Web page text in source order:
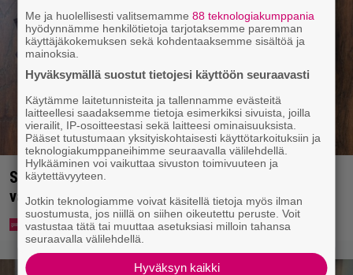
Syötkö perunoita näin? Tutkijat löysivät yhteyden
vakavaan kansansairauteen
Me ja huolellisesti valitsemamme88 teknologiakumppania
hyödynnämme henkilötietoja tarjotaksemme paremman
käyttäjäkokemuksen sekä kohdentaaksemme sisältöä ja
mainoksia.
Hyväksymällä suostut tietojesi käyttöön seuraavasti
Käytämme laitetunnisteita ja tallennamme evästeitä
laitteellesi saadaksemme tietoja esimerkiksi sivuista, joilla
vierailit, IP-osoitteestasi sekä laitteesi ominaisuuksista.
Pääset tutustumaan yksityiskohtaisesti käyttötarkoituksiin ja
teknologiakumppaneihimme seuraavalla välilehdellä.
Hylkääminen voi vaikuttaa sivuston toimivuuteen ja
käytettävyyteen.
Jotkin teknologiamme voivat käsitellä tietoja myös ilman
suostumusta, jos niillä on siihen oikeutettu peruste. Voit
vastustaa tätä tai muuttaa asetuksiasi milloin tahansa
seuraavalla välilehdellä.
Hyväksyn kaikki